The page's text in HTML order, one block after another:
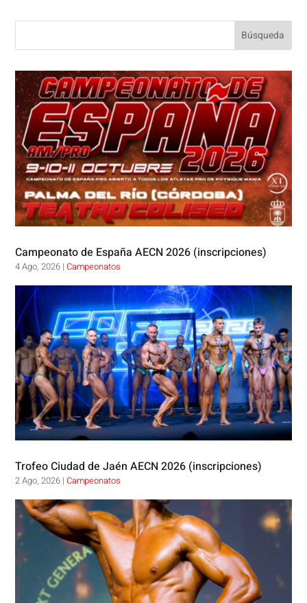
Campeonato de España AECN 2026 (inscripciones)
4 Ago, 2026 |Campeonatos
Trofeo Ciudad de Jaén AECN 2026 (inscripciones)
2 Ago, 2026 |Campeonatos